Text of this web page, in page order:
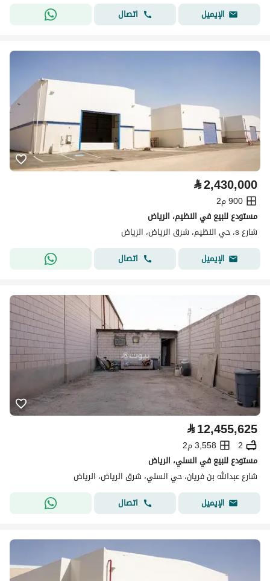
الإيميل
اتصال
⃁2,430,000
900 م2
مستودع للبيع في النظيم، الرياض
شارع s، حي النظيم، شرق الرياض، الرياض
الإيميل
اتصال
⃁12,455,625
2
3,558 م2
مستودع للبيع في السلي، الرياض
شارع عبدالله بن فريان، حي السلي، شرق الرياض، الرياض
الإيميل
اتصال